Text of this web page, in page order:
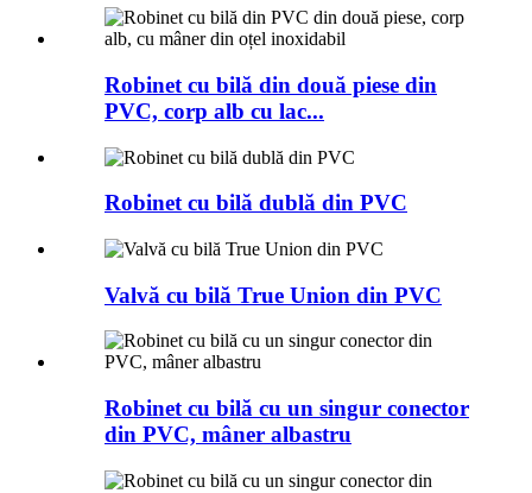
Robinet cu bilă din două piese din
PVC, corp alb cu lac...
Robinet cu bilă dublă din PVC
Valvă cu bilă True Union din PVC
Robinet cu bilă cu un singur conector
din PVC, mâner albastru